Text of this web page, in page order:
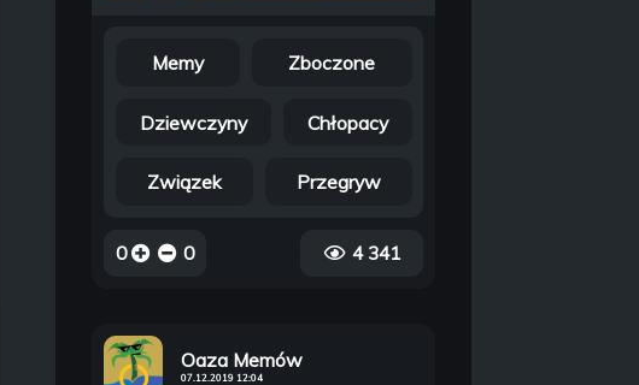
Memy Zboczone
Dziewczyny Chłopacy
Związek Przegryw
0 0 4 341
Oaza Memów
07.12.2019 12:04